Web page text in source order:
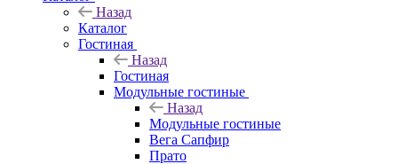
Назад
Каталог
Гостиная
Назад
Гостиная
Модульные гостиные
Назад
Модульные гостиные
Вега Сапфир
Прато